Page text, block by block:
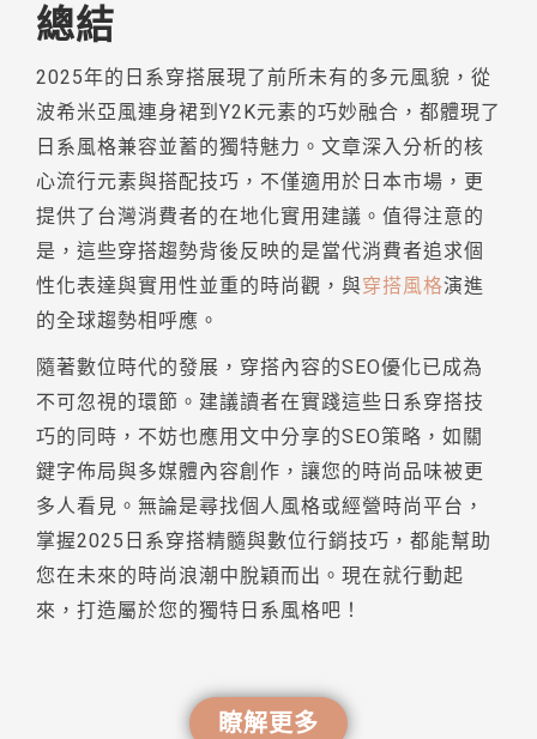
總結
2025年的日系穿搭展現了前所未有的多元風貌，從
波希米亞風連身裙到Y2K元素的巧妙融合，都體現了
日系風格兼容並蓄的獨特魅力。文章深入分析的核
心流行元素與搭配技巧，不僅適用於日本市場，更
提供了台灣消費者的在地化實用建議。值得注意的
是，這些穿搭趨勢背後反映的是當代消費者追求個
性化表達與實用性並重的時尚觀，與穿搭風格演進
的全球趨勢相呼應。
隨著數位時代的發展，穿搭內容的SEO優化已成為
不可忽視的環節。建議讀者在實踐這些日系穿搭技
巧的同時，不妨也應用文中分享的SEO策略，如關
鍵字佈局與多媒體內容創作，讓您的時尚品味被更
多人看見。無論是尋找個人風格或經營時尚平台，
掌握2025日系穿搭精髓與數位行銷技巧，都能幫助
您在未來的時尚浪潮中脫穎而出。現在就行動起
來，打造屬於您的獨特日系風格吧！
瞭解更多